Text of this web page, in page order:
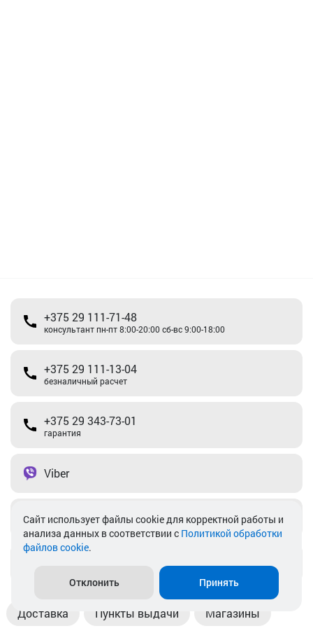
+375 29 111-71-48
консультант пн-пт 8:00-20:00 сб-вс 9:00-18:00
+375 29 111-13-04
безналичный расчет
+375 29 343-73-01
гарантия
Viber
Telegram
Доставка Пункты выдачи Магазины
Cайт использует файлы cookie для корректной работы и
анализа данных в соответствии с Политикой обработки
файлов cookie.
Отклонить Принять